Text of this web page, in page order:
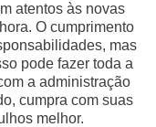
atentos às novas
O cumprimento
mas
pode fazer toda a
a administração
cumpra com suas
melhor.